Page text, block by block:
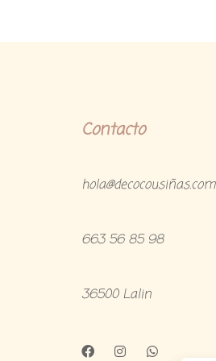
Contacto
hola@decocousiñas.com
663 56 85 98
36500 Lalin